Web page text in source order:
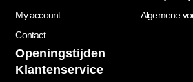
My account
Contact
Algemene
Openingstijden
Klantenservice